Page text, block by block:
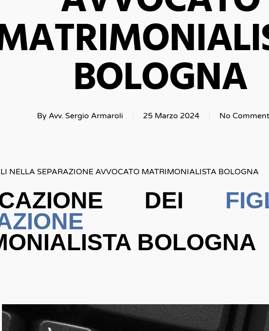
BOLOGNA
By Avv. Sergio Armaroli 25 Marzo 2024 No
NELLA SEPARAZIONE AVVOCATO MATRIMONIALISTA BOLOGNA
DEI
BOLOGNA